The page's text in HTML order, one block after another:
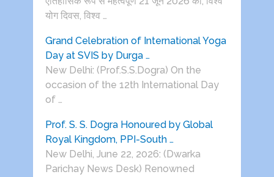
योग दिवस, विश्व …
Grand Celebration of International Yoga
Day at SVIS by Durga …
New Delhi: (Prof.S.S.Dogra) On the
occasion of the 12th International Day
of …
Prof. S. S. Dogra Honoured by Global
Royal Kingdom, PPI-South …
New Delhi, June 22, 2026: (Dwarka
Parichay News Desk) Renowned